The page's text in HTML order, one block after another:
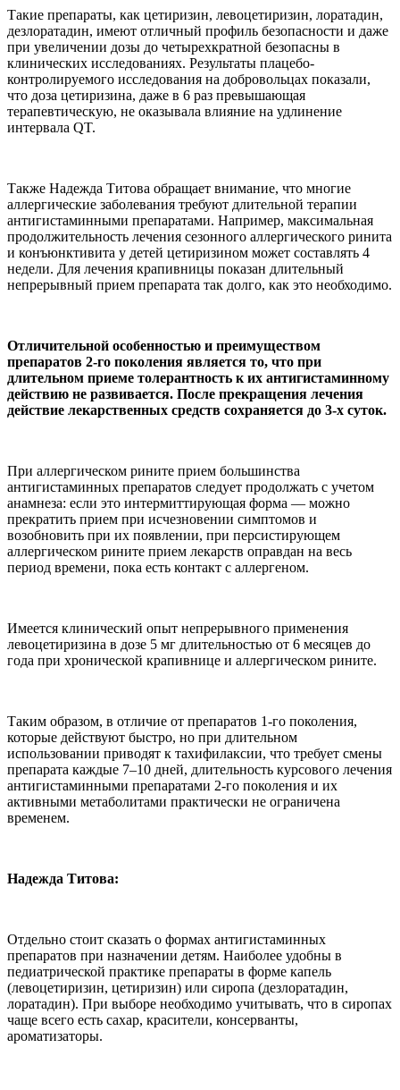
Такие препараты, как цетиризин, левоцетиризин, лоратадин,
дезлоратадин, имеют отличный профиль безопасности и даже
при увеличении дозы до четырехкратной безопасны в
клинических исследованиях. Результаты плацебо-
контролируемого исследования на добровольцах показали,
что доза цетиризина, даже в 6 раз превышающая
терапевтическую, не оказывала влияние на удлинение
интервала QT.
Также Надежда Титова обращает внимание, что многие
аллергические заболевания требуют длительной терапии
антигистаминными препаратами. Например, максимальная
продолжительность лечения сезонного аллергического ринита
и конъюнктивита у детей цетиризином может составлять 4
недели. Для лечения крапивницы показан длительный
непрерывный прием препарата так долго, как это необходимо.
Отличительной особенностью и преимуществом
препаратов 2-го поколения является то, что при
длительном приеме толерантность к их антигистаминному
действию не развивается. После прекращения лечения
действие лекарственных средств сохраняется до 3-х суток.
При аллергическом рините прием большинства
антигистаминных препаратов следует продолжать с учетом
анамнеза: если это интермиттирующая форма — можно
прекратить прием при исчезновении симптомов и
возобновить при их появлении, при персистирующем
аллергическом рините прием лекарств оправдан на весь
период времени, пока есть контакт с аллергеном.
Имеется клинический опыт непрерывного применения
левоцетиризина в дозе 5 мг длительностью от 6 месяцев до
года при хронической крапивнице и аллергическом рините.
Таким образом, в отличие от препаратов 1-го поколения,
которые действуют быстро, но при длительном
использовании приводят к тахифилаксии, что требует смены
препарата каждые 7–10 дней, длительность курсового лечения
антигистаминными препаратами 2-го поколения и их
активными метаболитами практически не ограничена
временем.
Надежда Титова:
Отдельно стоит сказать о формах антигистаминных
препаратов при назначении детям. Наиболее удобны в
педиатрической практике препараты в форме капель
(левоцетиризин, цетиризин) или сиропа (дезлоратадин,
лоратадин). При выборе необходимо учитывать, что в сиропах
чаще всего есть сахар, красители, консерванты,
ароматизаторы.